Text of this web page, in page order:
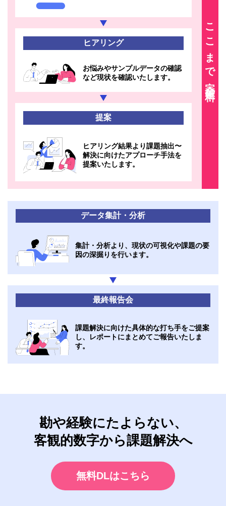
ヒアリング
お悩みやサンプルデータの確認
など現状を確認いたします。
提案
ヒアリング結果より課題抽出〜
解決に向けたアプローチ手法を
提案いたします。
ここまで完全無料！
データ集計・分析
集計・分析より、現状の可視化や課題の要
因の深掘りを行います。
最終報告会
課題解決に向けた具体的な打ち手をご提案
し、レポートにまとめてご報告いたしま
す。
勘や経験にたよらない、
客観的数字から課題解決へ
無料DLはこちら